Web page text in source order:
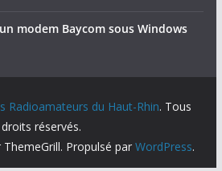
modem Baycom sous Windows
Radioamateurs du Haut-Rhin. Tous
droits réservés.
Propulsé par WordPress.